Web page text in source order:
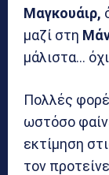
Μαγκουάιρ,
μαζί στη
μάλιστα…
Πολλές
ωστόσο
εκτίμηση
τον